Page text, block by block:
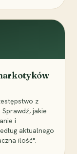
z
jakie
i
aktualnego
ilość".